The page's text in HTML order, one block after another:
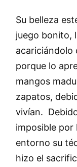
Su belleza
juego bonito,
acariciándolo
porque lo
mangos
zapatos,
vivían.
imposible por
entorno su
hizo el